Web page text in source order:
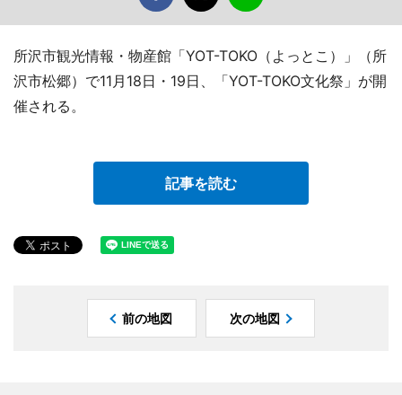
所沢市観光情報・物産館「YOT-TOKO（よっとこ）」（所
沢市松郷）で11月18日・19日、「YOT-TOKO文化祭」が開
催される。
記事を読む
前の地図 次の地図